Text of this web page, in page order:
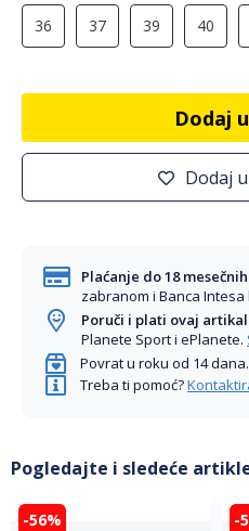
36 37 39 40
Dodaj
Dodaj
Plaćanje do 18
zabranom i Banca Intesa
Poruči i plati ovaj
Planete Sport i ePlanete.
Povrat u roku od 14 dana.
Treba ti pomoć?
Pogledajte i sledeće
-56% -